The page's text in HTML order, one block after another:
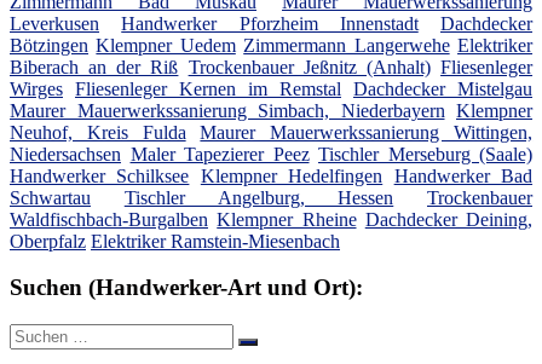
Leverkusen
Handwerker Pforzheim Innenstadt
Dachdecker
Bötzingen Klempner Uedem Zimmermann Langerwehe Elektriker
Biberach an der Riß Trockenbauer Jeßnitz (Anhalt) Fliesenleger
Wirges Fliesenleger Kernen im Remstal
Dachdecker Mistelgau
Maurer Mauerwerkssanierung Simbach, Niederbayern Klempner
Neuhof, Kreis Fulda
Maurer Mauerwerkssanierung Wittingen,
Niedersachsen Maler Tapezierer Peez Tischler Merseburg (Saale)
Handwerker Schilksee Klempner Hedelfingen
Handwerker Bad
Schwartau
Tischler Angelburg, Hessen
Trockenbauer
Waldfischbach-Burgalben Klempner Rheine Dachdecker Deining,
Oberpfalz Elektriker Ramstein-Miesenbach
Suchen (Handwerker-Art und Ort):
Suche
nach:
Suchen